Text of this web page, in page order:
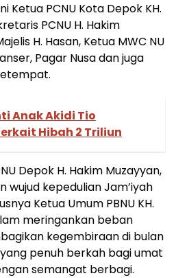
Ketua PCNU Kota Depok KH.
PCNU H. Hakim
H. Hasan, Ketua MWC NU
Pagar Nusa dan juga
Anak Akidi Tio
Hibah 2 Triliun
Depok H. Hakim Muzayyan,
wujud kepedulian Jam’iyah
Ketua Umum PBNU KH.
meringankan beban
kegembiraan di bulan
penuh berkah bagi umat
semangat berbagi.